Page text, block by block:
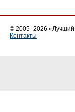
© 2005–2026
Контакты